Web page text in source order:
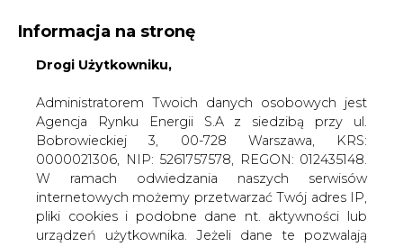
KONTAKT:
WYDAWCA PORTALU:
WYSOKI KONTRAST A A
ZALOGUJ SIĘ
Informacja na stronę
Drogi Użytkowniku,
Administratorem Twoich danych osobowych jest
Agencja Rynku Energii S.A z siedzibą przy ul.
Bobrowieckiej 3, 00-728 Warszawa, KRS:
0000021306, NIP: 5261757578, REGON: 012435148.
W ramach odwiedzania naszych serwisów
internetowych możemy przetwarzać Twój adres IP,
pliki cookies i podobne dane nt. aktywności lub
urządzeń użytkownika. Jeżeli dane te pozwalają